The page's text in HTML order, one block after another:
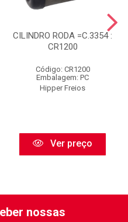
CILINDRO RODA =C.3354 :
CR1200
Código: CR1200
Embalagem: PC
Hipper Freios
Ver preço
nossas